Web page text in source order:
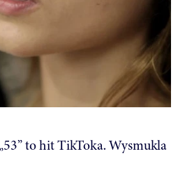
to hit TikToka. Wysmukla